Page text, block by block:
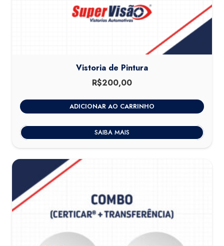
Vistoria de Pintura
R$200,00
ADICIONAR AO CARRINHO
SAIBA MAIS